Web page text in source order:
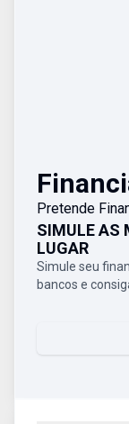
Pretende
SIMULE AS
LUGAR
Simule seu
bancos e